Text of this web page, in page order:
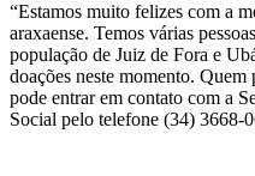
“Estamos muito felizes com a
araxaense. Temos várias
população de Juiz de Fora e
doações neste momento.
pode entrar em contato com a
Social pelo telefone (34) 3668-